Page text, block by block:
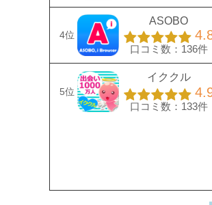
4位
ASOBO
口コミ数：136件
5位
イククル
口コミ数：133件